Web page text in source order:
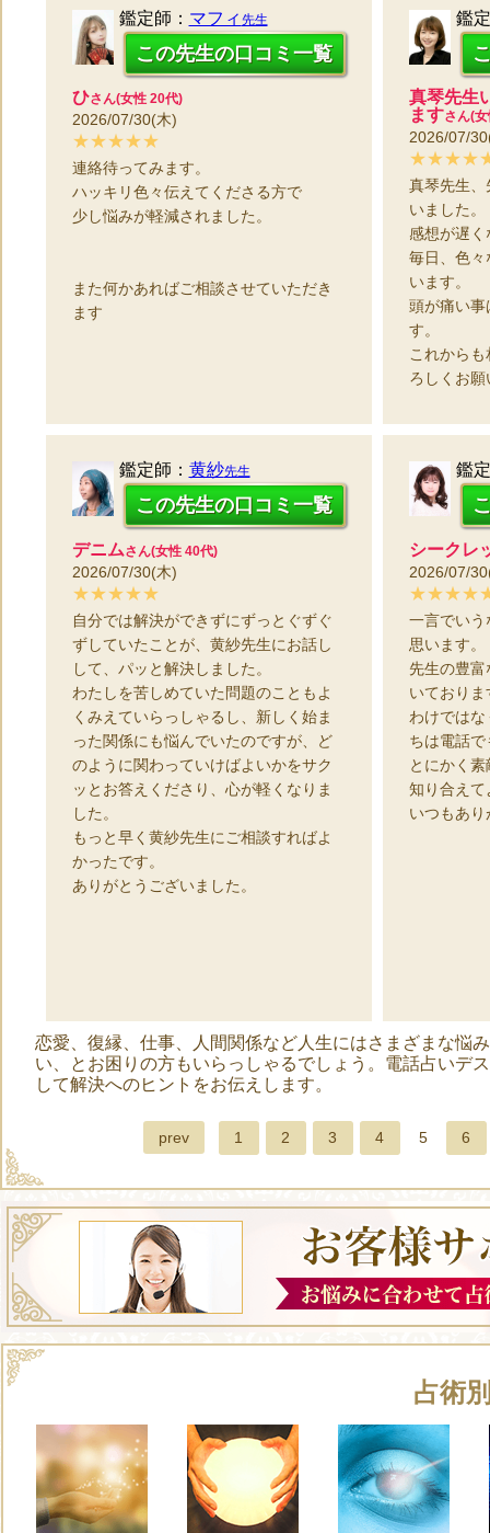
鑑定師： マフィ 先生
この先生の口コミ一覧
ひさん(女性 20代)
2026/07/30(木)
★★★★★
連絡待ってみます。
ハッキリ色々伝えてくださる方で
少し悩みが軽減されました。
また何かあればご相談させていただき
ます
鑑
真琴先生
ますさん(
2026/07/
真琴先生、
いました。
感想が遅く
毎日、色々
います。
頭が痛い事
す。
これから
ろしくお
鑑定師： 黄紗先生
この先生の口コミ一覧
デニムさん(女性 40代)
2026/07/30(木)
★★★★★
自分では解決ができずにずっとぐずぐ
ずしていたことが、黄紗先生にお話し
して、パッと解決しました。
わたしを苦しめていた問題のこともよ
くみえていらっしゃるし、新しく始ま
った関係にも悩んでいたのですが、ど
のように関わっていけばよいかをサク
ッとお答えくださり、心が軽くなりま
した。
もっと早く黄紗先生にご相談すればよ
かったです。
ありがとうございました。
鑑
シークレ
2026/07/
一言でいう
思います。
先生の豊富
いており
わけでは
ちは電話
とにかく
知り合えて
いつもあ
恋愛、復縁、仕事、人間関係など人生にはさまざまな悩
い、とお困りの方もいらっしゃるでしょう。電話占いデ
して解決へのヒントをお伝えします。
prev 1 2 3 4 5 6
占術